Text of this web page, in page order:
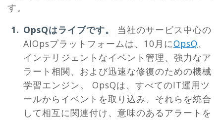
す。
OpsQはライブです。 当社のサービス中心の
AIOpsプラットフォームは、10月にOpsQ、
インテリジェントなイベント管理、強力なア
ラート相関、および迅速な修復のための機械
学習エンジン。 OpsQは、すべてのIT運用ツ
ールからイベントを取り込み、それらを統合
して相互に関連付け、意味のあるアラートを